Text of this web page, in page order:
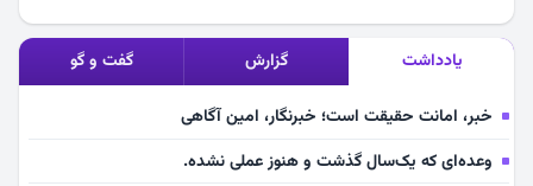
یادداشت گزارش گفت و گو
خبر، امانت حقیقت است؛ خبرنگار، امین آگاهی
وعده‌ای که یک‌سال گذشت و هنوز عملی نشده.